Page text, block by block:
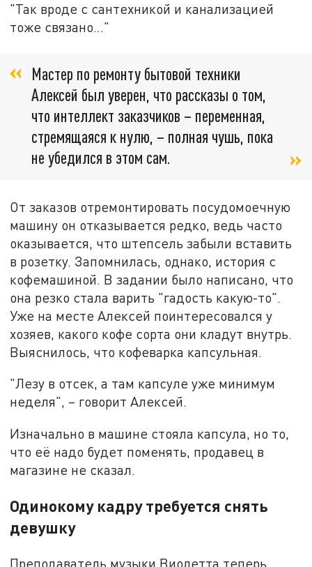
"Так вроде с сантехникой и канализацией
тоже связано..."
Мастер по ремонту бытовой техники
Алексей был уверен, что рассказы о том,
что интеллект заказчиков – переменная,
стремящаяся к нулю, – полная чушь, пока
не убедился в этом сам.
От заказов отремонтировать посудомоечную
машину он отказывается редко, ведь часто
оказывается, что штепсель забыли вставить
в розетку. Запомнилась, однако, история с
кофемашиной. В задании было написано, что
она резко стала варить "гадость какую-то".
Уже на месте Алексей поинтересовался у
хозяев, какого кофе сорта они кладут внутрь.
Выяснилось, что кофеварка капсульная.
"Лезу в отсек, а там капсуле уже минимум
неделя", – говорит Алексей.
Изначально в машине стояла капсула, но то,
что её надо будет поменять, продавец в
магазине не сказал.
Одинокому кадру требуется снять
девушку
Преподаватель музыки Виолетта теперь